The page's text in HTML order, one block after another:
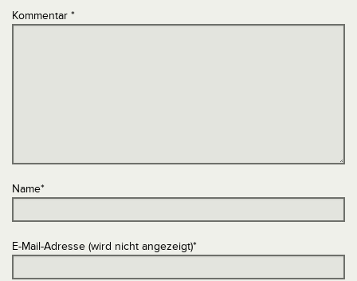
Kommentar *
Name*
E-Mail-Adresse (wird nicht angezeigt)*